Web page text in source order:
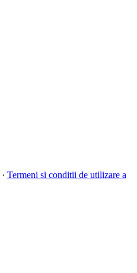
· Termeni si conditii de utilizare a